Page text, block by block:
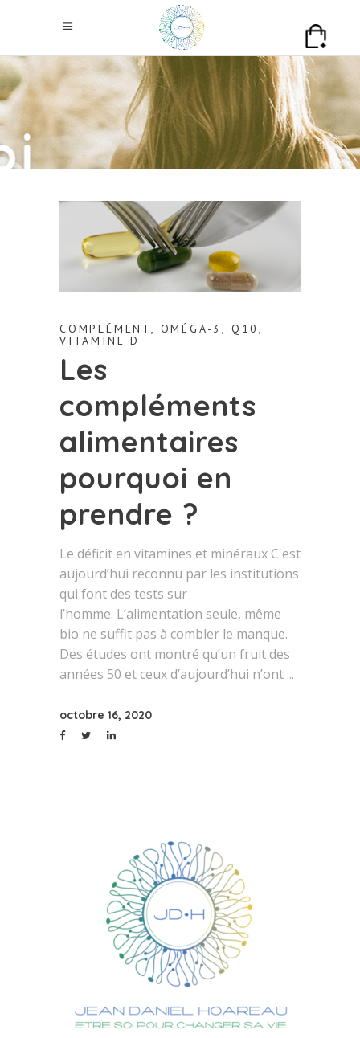
COMPLÉMENT, OMÉGA-3, Q10,
VITAMINE D
Les
compléments
alimentaires
pourquoi en
prendre ?
Le déficit en vitamines et minéraux C'est
aujourd’hui reconnu par les institutions
qui font des tests sur
l’homme. L’alimentation seule, même
bio ne suffit pas à combler le manque.
Des études ont montré qu’un fruit des
années 50 et ceux d’aujourd’hui n’ont
octobre 16, 2020